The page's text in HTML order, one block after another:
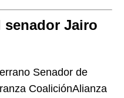
senador Jairo
Senador de
CoaliciónAlianza